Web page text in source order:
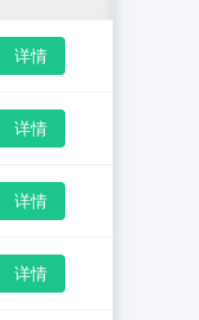
详情
详情
详情
详情